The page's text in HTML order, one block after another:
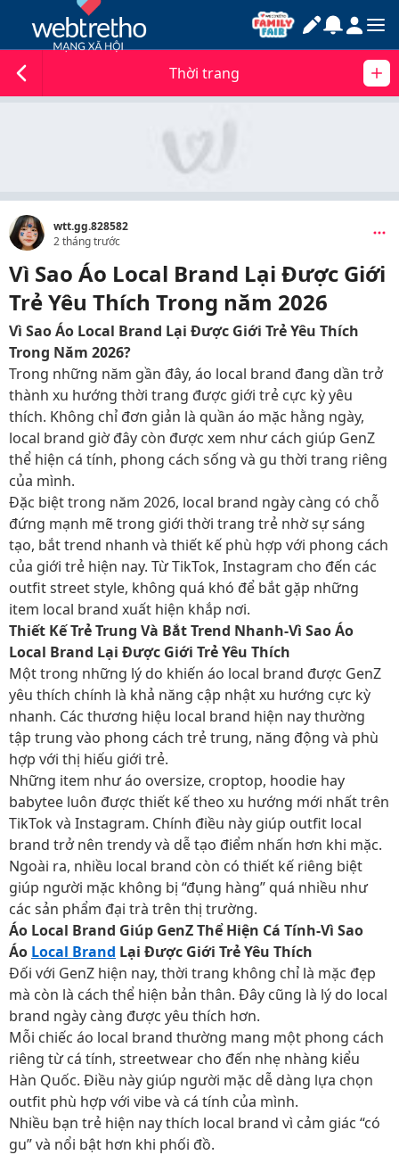
Thời trang
wtt.gg.828582
2 tháng trước
Vì Sao Áo Local Brand Lại Được Giới
Trẻ Yêu Thích Trong năm 2026
Vì Sao Áo Local Brand Lại Được Giới Trẻ Yêu Thích
Trong Năm 2026?
Trong những năm gần đây, áo local brand đang dần trở
thành xu hướng thời trang được giới trẻ cực kỳ yêu
thích. Không chỉ đơn giản là quần áo mặc hằng ngày,
local brand giờ đây còn được xem như cách giúp GenZ
thể hiện cá tính, phong cách sống và gu thời trang riêng
của mình.
Đặc biệt trong năm 2026, local brand ngày càng có chỗ
đứng mạnh mẽ trong giới thời trang trẻ nhờ sự sáng
tạo, bắt trend nhanh và thiết kế phù hợp với phong cách
của giới trẻ hiện nay. Từ TikTok, Instagram cho đến các
outfit street style, không quá khó để bắt gặp những
item local brand xuất hiện khắp nơi.
Thiết Kế Trẻ Trung Và Bắt Trend Nhanh-Vì Sao Áo
Local Brand Lại Được Giới Trẻ Yêu Thích
Một trong những lý do khiến áo local brand được GenZ
yêu thích chính là khả năng cập nhật xu hướng cực kỳ
nhanh. Các thương hiệu local brand hiện nay thường
tập trung vào phong cách trẻ trung, năng động và phù
hợp với thị hiếu giới trẻ.
Những item như áo oversize, croptop, hoodie hay
babytee luôn được thiết kế theo xu hướng mới nhất trên
TikTok và Instagram. Chính điều này giúp outfit local
brand trở nên trendy và dễ tạo điểm nhấn hơn khi mặc.
Ngoài ra, nhiều local brand còn có thiết kế riêng biệt
giúp người mặc không bị “đụng hàng” quá nhiều như
các sản phẩm đại trà trên thị trường.
Áo Local Brand Giúp GenZ Thể Hiện Cá Tính-Vì Sao
Áo Local Brand Lại Được Giới Trẻ Yêu Thích
Đối với GenZ hiện nay, thời trang không chỉ là mặc đẹp
mà còn là cách thể hiện bản thân. Đây cũng là lý do local
brand ngày càng được yêu thích hơn.
Mỗi chiếc áo local brand thường mang một phong cách
riêng từ cá tính, streetwear cho đến nhẹ nhàng kiểu
Hàn Quốc. Điều này giúp người mặc dễ dàng lựa chọn
outfit phù hợp với vibe và cá tính của mình.
Nhiều bạn trẻ hiện nay thích local brand vì cảm giác “có
gu” và nổi bật hơn khi phối đồ.